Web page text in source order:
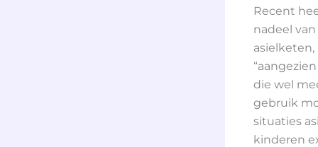
Recent
nadeel
die wel
gebruik
situaties
kinderen